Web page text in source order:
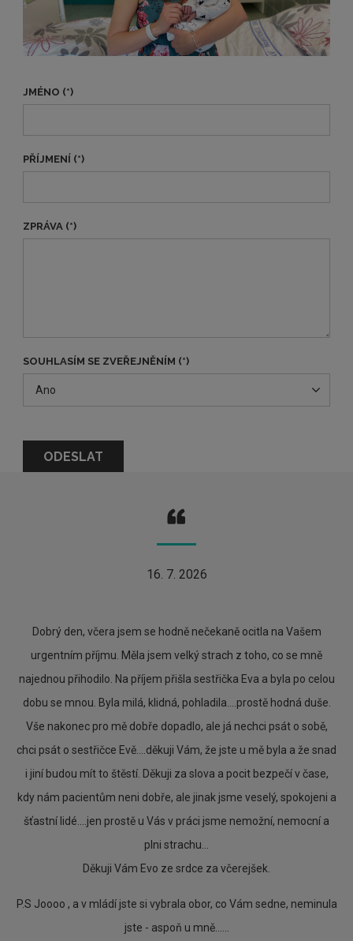
JMÉNO (*)
PŘÍJMENÍ (*)
ZPRÁVA (*)
SOUHLASÍM SE ZVEŘEJNĚNÍM (*)
Ano
16. 7. 2026
Dobrý den, včera jsem se hodně nečekaně ocitla na Vašem
urgentním příjmu. Měla jsem velký strach z toho, co se mně
najednou přihodilo. Na příjem přišla sestřička Eva a byla po celou
dobu se mnou. Byla milá, klidná, pohladila....prostě hodná duše.
Vše nakonec pro mě dobře dopadlo, ale já nechci psát o sobě,
chci psát o sestřičce Evě....děkuji Vám, že jste u mě byla a že snad
i jiní budou mít to štěstí. Děkuji za slova a pocit bezpečí v čase,
kdy nám pacientům neni dobře, ale jinak jsme veselý, spokojeni a
šťastní lidé....jen prostě u Vás v práci jsme nemožní, nemocní a
plni strachu...
Děkuji Vám Evo ze srdce za včerejšek.
P.S Joooo , a v mládí jste si vybrala obor, co Vám sedne, neminula
jste - aspoň u mně......